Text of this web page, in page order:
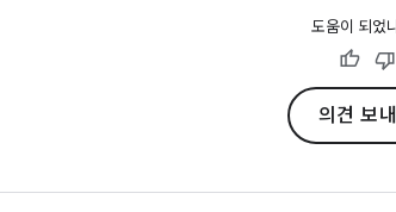
도움이 되었
의견 보내